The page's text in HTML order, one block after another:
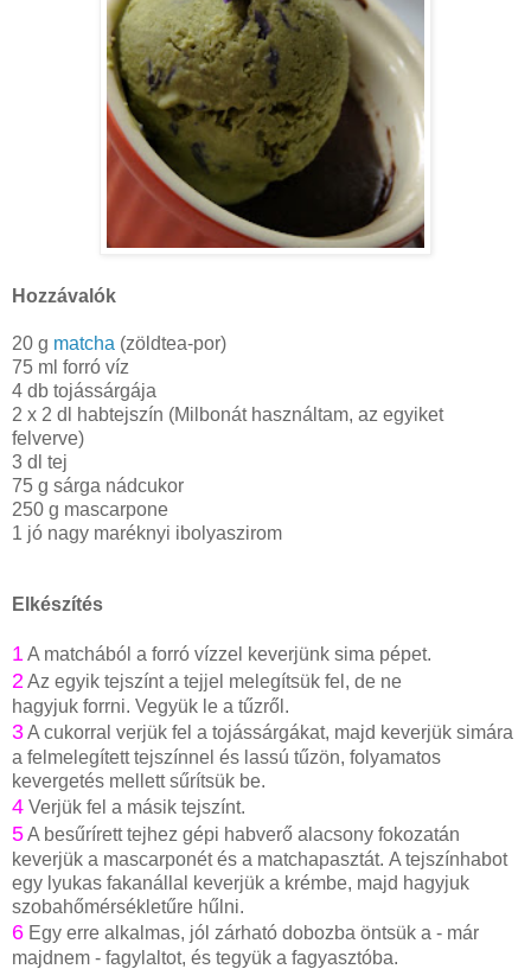
Hozzávalók
20 g matcha (zöldtea-por)
75 ml forró víz
4 db tojássárgája
2 x 2 dl habtejszín (Milbonát használtam, az egyiket
felverve)
3 dl tej
75 g sárga nádcukor
250 g mascarpone
1 jó nagy maréknyi ibolyaszirom
Elkészítés
1 A matchából a forró vízzel keverjünk sima pépet.
2 Az egyik tejszínt a tejjel melegítsük fel, de ne
hagyjuk forrni. Vegyük le a tűzről.
3A cukorral verjük fel a tojássárgákat, majd keverjük simára
a felmelegített tejszínnel és lassú tűzön, folyamatos
kevergetés mellett sűrítsük be.
4 Verjük fel a másik tejszínt.
5A besűrírett tejhez gépi habverő alacsony fokozatán
keverjük a mascarponét és a matchapasztát. A tejszínhabot
egy lyukas fakanállal keverjük a krémbe, majd hagyjuk
szobahőmérsékletűre hűlni.
6 Egy erre alkalmas, jól zárható dobozba öntsük a - már
majdnem - fagylaltot, és tegyük a fagyasztóba.